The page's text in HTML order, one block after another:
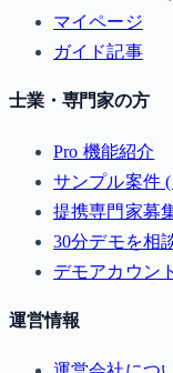
マイページ
ガイド記事
士業・専門家の方
Pro 機能紹介
サンプル案件
提携専門家募
30分デモを相
デモアカウン
運営情報